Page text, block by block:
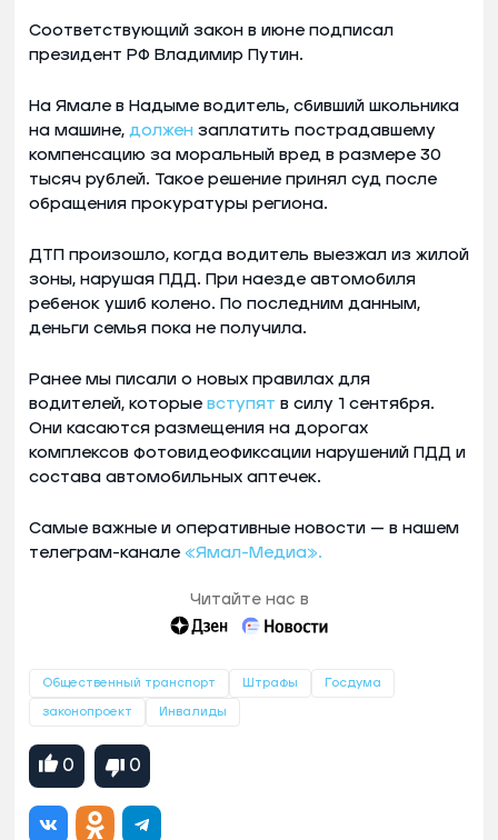
Соответствующий закон в июне подписал
президент РФ Владимир Путин.
На Ямале в Надыме водитель, сбивший школьника
на машине, должен заплатить пострадавшему
компенсацию за моральный вред в размере 30
тысяч рублей. Такое решение принял суд после
обращения прокуратуры региона.
ДТП произошло, когда водитель выезжал из жилой
зоны, нарушая ПДД. При наезде автомобиля
ребенок ушиб колено. По последним данным,
деньги семья пока не получила.
Ранее мы писали о новых правилах для
водителей, которые вступят в силу 1 сентября.
Они касаются размещения на дорогах
комплексов фотовидеофиксации нарушений ПДД и
состава автомобильных аптечек.
Самые важные и оперативные новости — в нашем
телеграм-канале «Ямал-Медиа».
Читайте нас в
Общественный транспорт Штрафы Госдума
законопроект Инвалиды
0 0